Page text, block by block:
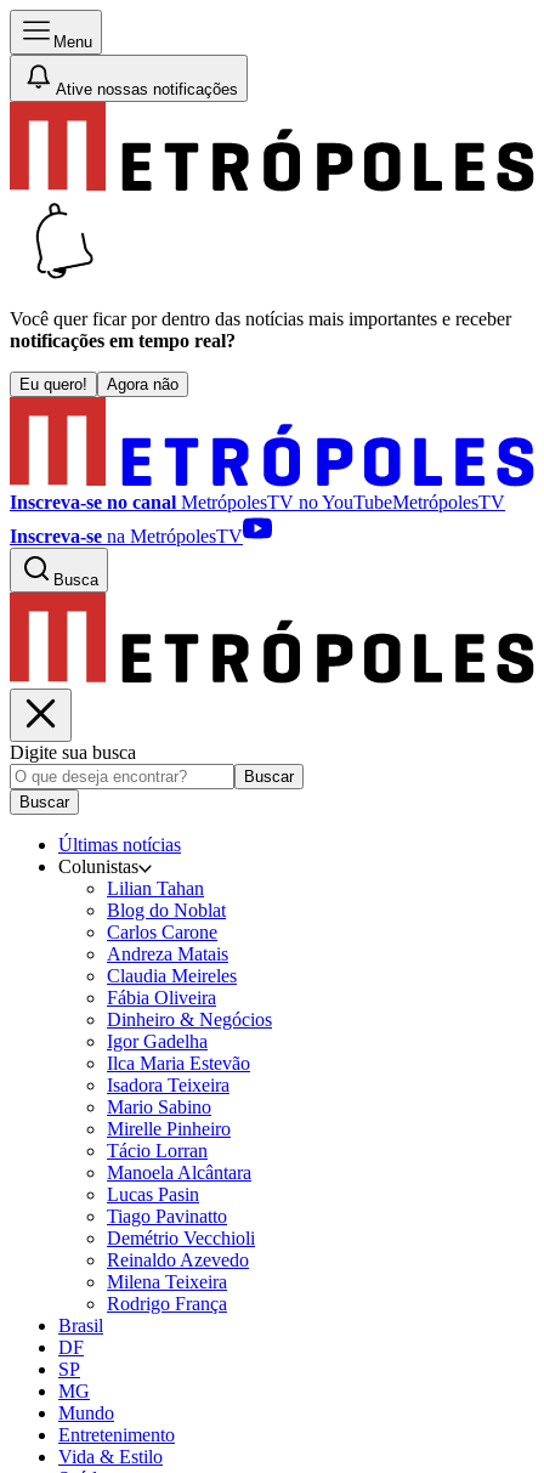
Menu
Ative nossas notificações
Você quer ficar por dentro das notícias mais importantes e receber
notificações em tempo real?
Eu quero! Agora não
Inscreva-se no canal MetrópolesTV noYouTubeMetrópolesTV
Inscreva-se na MetrópolesTV
Busca
Digite sua busca
Buscar
Buscar
Últimas notícias
Colunistas
Lilian Tahan
Blog do Noblat
Carlos Carone
Andreza Matais
Claudia Meireles
Fábia Oliveira
Dinheiro & Negócios
Igor Gadelha
Ilca Maria Estevão
Isadora Teixeira
Mario Sabino
Mirelle Pinheiro
Tácio Lorran
Manoela Alcântara
Lucas Pasin
Tiago Pavinatto
Demétrio Vecchioli
Reinaldo Azevedo
Milena Teixeira
Rodrigo França
Brasil
DF
SP
MG
Mundo
Entretenimento
Vida & Estilo